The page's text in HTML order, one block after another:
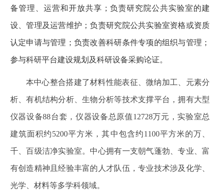
备管理、运营和开放共享；负责研究院公共实验室的建
设、管理及运营维护；负责研究院公共实验室资格或资质
认定申请与管理；负责改善科研条件专项的组织与管理；
参与科研平台建设规划及科研设备采购论证。
本中心整合搭建了材料性能表征、微纳加工、元素分
析、有机结构分析、生物分析等技术支撑平台，拥有大型
仪器设备88台套，仪器设备总原值12728万元，实验室总
建筑面积约5200平方米，其中包含约1100平方米的万、
千、百级洁净实验室。中心拥有一支朝气蓬勃、专业、富
有创造精神且经验丰富的人才队伍，专业技术涉及化学、
光学、材料等多学科领域。